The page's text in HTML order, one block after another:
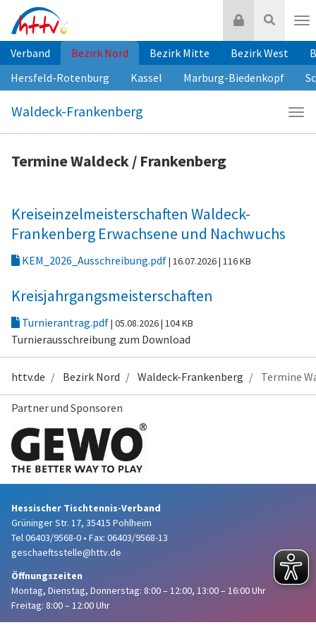
Inhalt
springen
Suche
Login
Verband Bezirk Nord Bezirk Mitte Bezirk West
Hersfeld-Rotenburg
Kassel Marburg-Biedenkopf
Waldeck-Frankenberg
Termine Waldeck / Frankenberg
Kreiseinzelmeisterschaften Waldeck-
Frankenberg Erwachsene und Nachwuchs
KEM_2026_Ausschreibung.pdf| 16.07.2026| 116 KB
Kreisjahrgangsmeisterschaften
Turnierantrag.pdf| 05.08.2026| 104 KB
Turnierausschreibung zum Download
httv.de Bezirk Nord Waldeck-Frankenberg Termine
Partner und Sponsoren
Hessischer Tischtennis-Verband
Grüninger Str. 17, 35415 Pohlheim
Tel 06403/9568-0 • Fax: 06403/9568-13
geschaeftsstelle@httv.de
Öffnungszeiten
Montag, Dienstag, Donnerstag: 8:00 – 12:00, 13:00 – 16:00 Uhr
Freitag: 8:00 – 12:00 Uhr